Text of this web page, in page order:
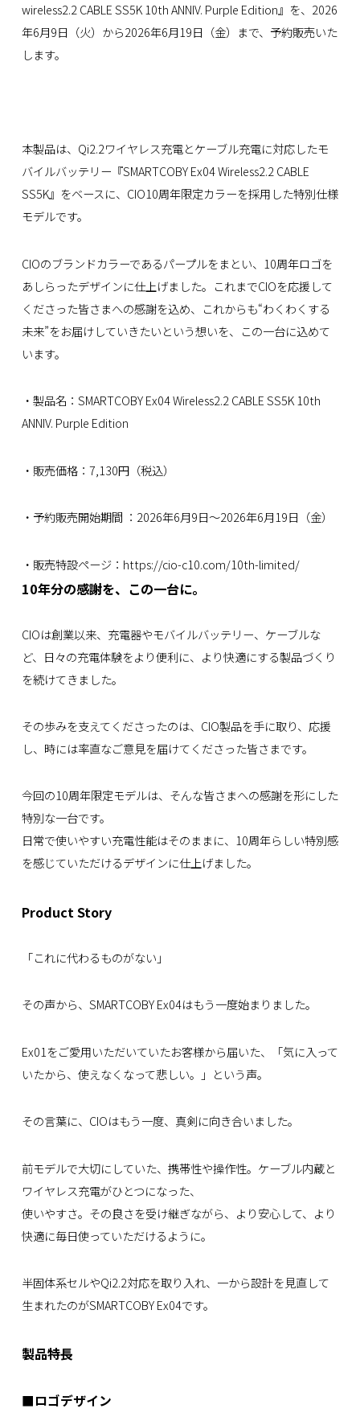
wireless2.2 CABLE SS5K 10th ANNIV. Purple Edition』を、2026
年6月9日（火）から2026年6月19日（金）まで、予約販売いた
します。
本製品は、Qi2.2ワイヤレス充電とケーブル充電に対応したモ
バイルバッテリー『SMARTCOBY Ex04 Wireless2.2 CABLE
SS5K』をベースに、CIO10周年限定カラーを採用した特別仕様
モデルです。
CIOのブランドカラーであるパープルをまとい、10周年ロゴを
あしらったデザインに仕上げました。これまでCIOを応援して
くださった皆さまへの感謝を込め、これからも“わくわくする
未来”をお届けしていきたいという想いを、この一台に込めて
います。
・製品名：SMARTCOBY Ex04 Wireless2.2 CABLE SS5K 10th
ANNIV. Purple Edition
・販売価格：7,130円（税込）
・予約販売開始期間 ：2026年6月9日～2026年6月19日（金）
・販売特設ページ： https://cio-c10.com/10th-limited/
10年分の感謝を、この一台に。
CIOは創業以来、充電器やモバイルバッテリー、ケーブルな
ど、日々の充電体験をより便利に、より快適にする製品づくり
を続けてきました。
その歩みを支えてくださったのは、CIO製品を手に取り、応援
し、時には率直なご意見を届けてくださった皆さまです。
今回の10周年限定モデルは、そんな皆さまへの感謝を形にした
特別な一台です。
日常で使いやすい充電性能はそのままに、10周年らしい特別感
を感じていただけるデザインに仕上げました。
Product Story
「これに代わるものがない」
その声から、SMARTCOBY Ex04はもう一度始まりました。
Ex01をご愛用いただいていたお客様から届いた、「気に入って
いたから、使えなくなって悲しい。」という声。
その言葉に、CIOはもう一度、真剣に向き合いました。
前モデルで大切にしていた、携帯性や操作性。ケーブル内蔵と
ワイヤレス充電がひとつになった、
使いやすさ。その良さを受け継ぎながら、より安心して、より
快適に毎日使っていただけるように。
半固体系セルやQi2.2対応を取り入れ、一から設計を見直して
生まれたのがSMARTCOBY Ex04です。
製品特長
■ロゴデザイン